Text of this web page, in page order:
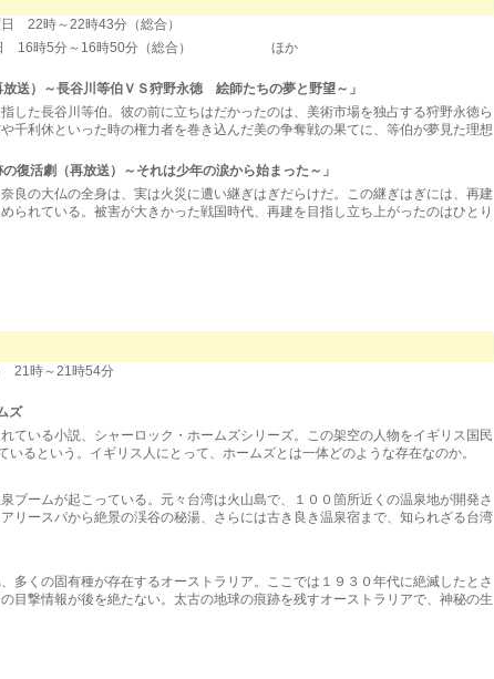
時～22時43分（総合）
16時5分～16時50分（総合） ほか
送）～長谷川等伯ＶＳ狩野永徳 絵師たちの夢と野望～」
した長谷川等伯。彼の前に立ちはだかったのは、美術市場を独占する狩野永徳ら
千利休といった時の権力者を巻き込んだ美の争奪戦の果てに、等伯が夢見た理想
活劇（再放送）～それは少年の涙から始まった～」
良の大仏の全身は、実は火災に遭い継ぎはぎだらけだ。この継ぎはぎには、再建
られている。被害が大きかった戦国時代、再建を目指し立ち上がったのはひとり
時～21時54分
ズ
ている小説、シャーロック・ホームズシリーズ。この架空の人物をイギリス国民
いるという。イギリス人にとって、ホームズとは一体どのような存在なのか。
ブームが起こっている。元々台湾は火山島で、１００箇所近くの温泉地が開発さ
リースパから絶景の渓谷の秘湯、さらには古き良き温泉宿まで、知られざる台湾
多くの固有種が存在するオーストラリア。ここでは１９３０年代に絶滅したとさ
目撃情報が後を絶たない。太古の地球の痕跡を残すオーストラリアで、神秘の生